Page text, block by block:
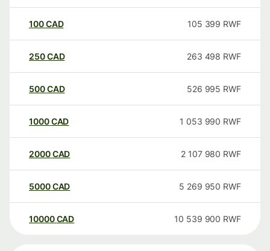
100CAD 105 399 RWF
250CAD 263 498 RWF
500CAD 526 995 RWF
1000CAD 1 053 990 RWF
2000CAD 2 107 980 RWF
5000CAD 5 269 950 RWF
10000 CAD 10 539 900 RWF